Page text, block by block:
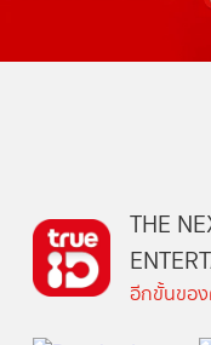
THE
อีกขั้นของ